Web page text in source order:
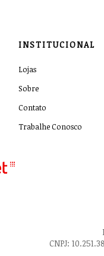
INSTITUCIONAL
Lojas
Sobre
Contato
Trabalhe Conosco
CNPJ: